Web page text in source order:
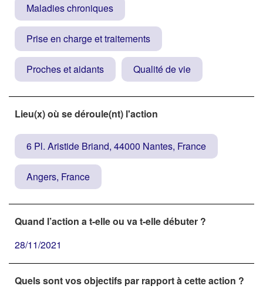
Maladies chroniques
Prise en charge et traitements
Proches et aidants Qualité de vie
Lieu(x) où se déroule(nt) l'action
6 Pl. Aristide Briand, 44000 Nantes, France
Angers, France
Quand l’action a t-elle ou va t-elle débuter ?
28/11/2021
Quels sont vos objectifs par rapport à cette action ?